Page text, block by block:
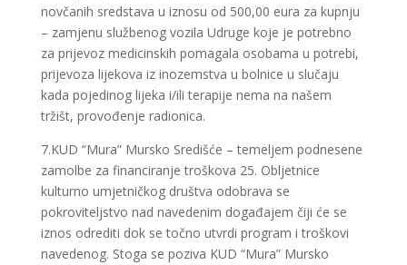
novčanih sredstava u iznosu od 500,00 eura za kupnju
– zamjenu službenog vozila Udruge koje je potrebno
za prijevoz medicinskih pomagala osobama u potrebi,
prijevoza lijekova iz inozemstva u bolnice u slučaju
kada pojedinog lijeka i/ili terapije nema na našem
tržišt, provođenje radionica.
7.KUD “Mura” Mursko Središće – temeljem podnesene
zamolbe za financiranje troškova 25. Obljetnice
kulturno umjetničkog društva odobrava se
pokroviteljstvo nad navedenim događajem čiji će se
iznos odrediti dok se točno utvrdi program i troškovi
navedenog. Stoga se poziva KUD “Mura” Mursko